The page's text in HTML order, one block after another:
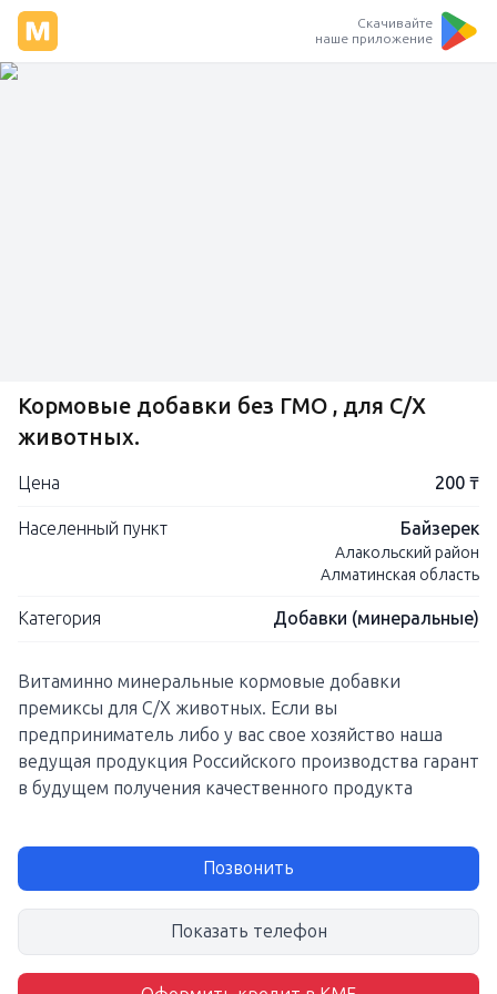
Скачивайте
наше приложение
Кормовые добавки без ГМО , для С/Х
животных.
Цена 200 ₸
Населенный пункт Байзерек
Алакольский район
Алматинская область
Категория Добавки (минеральные)
Витаминно минеральные кормовые добавки
премиксы для С/Х животных. Если вы
предприниматель либо у вас свое хозяйство наша
ведущая продукция Российского производства гарант
в будущем получения качественного продукта
Позвонить
Показать телефон